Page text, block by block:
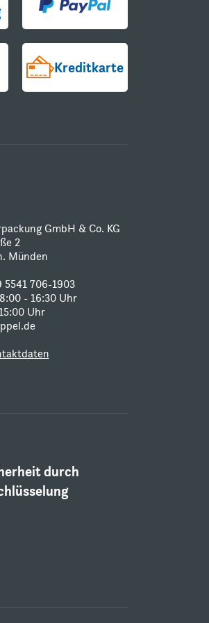
Kreditkarte
GmbH & Co. KG
2
Münden
5541 706-1903
- 16:30 Uhr
Uhr
durch